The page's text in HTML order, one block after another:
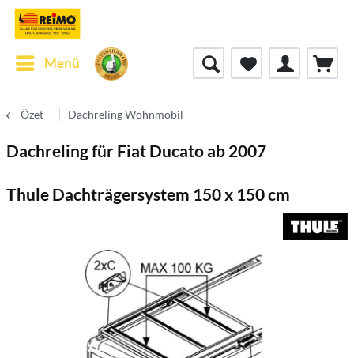
Menü
Özet Dachreling Wohnmobil
Dachreling für Fiat Ducato ab 2007
Thule Dachträgersystem 150 x 150 cm